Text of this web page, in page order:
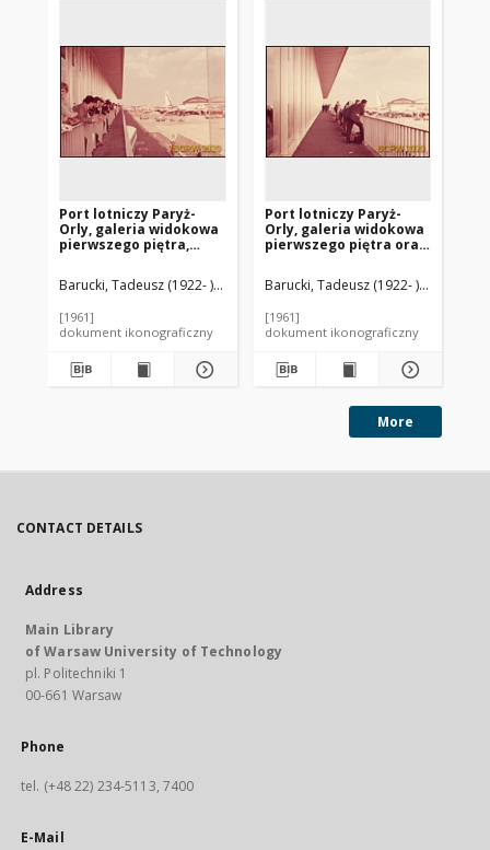
Port lotniczy Paryż-
Orly, galeria widokowa
pierwszego piętra,
lotniskową, Francja
Barucki, Tadeusz (1922- ). Fotograf Vicariot, Henri (1910-1986).
[1961]
dokument ikonograficzny
Port lotniczy Paryż-
Orly, galeria widokowa
pierwszego piętra oraz
elewacji budynku portu
lotniczego, Francja
Barucki, Tadeusz (1922- ). Fotograf
[1961]
dokument ikonograficzny
More
CONTACT DETAILS
Address
Main Library
of Warsaw University of Technology
pl. Politechniki 1
00-661 Warsaw
Phone
tel. (+48 22) 234-5113, 7400
E-Mail